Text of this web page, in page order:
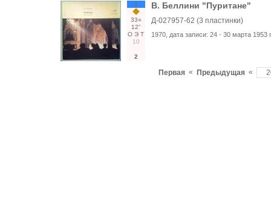
1
33○
12"
О Э Т
10
2
В. Беллини "Пуритане"
Д-027957-62 (3 пластинки)
1970 , дата записи: 24 - 30 марта 1953
Первая « Предыдущая «